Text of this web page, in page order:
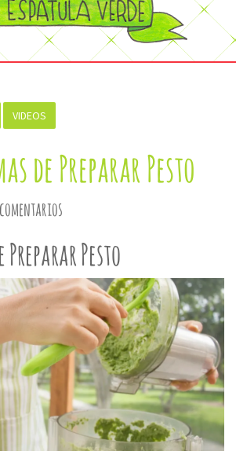
VIDEOS
de Preparar Pesto
Preparar Pesto